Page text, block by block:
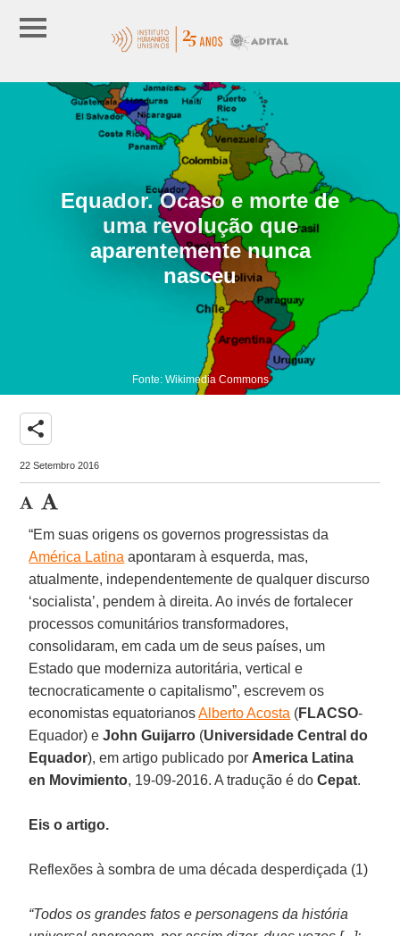
Equador. Ocaso e morte de
uma revolução que
aparentemente nunca
nasceu
Fonte: Wikimedia Commons
share
22 Setembro 2016
“Em suas origens os governos progressistas da
América Latina apontaram à esquerda, mas,
atualmente, independentemente de qualquer discurso
‘socialista’, pendem à direita. Ao invés de fortalecer
processos comunitários transformadores,
consolidaram, em cada um de seus países, um
Estado que moderniza autoritária, vertical e
tecnocraticamente o capitalismo”, escrevem os
economistas equatorianosAlberto Acosta (FLACSO-
Equador) eJohn Guijarro (Universidade Central do
Equador), em artigo publicado por America Latina
en Movimiento, 19-09-2016. A tradução é doCepat.
Eis o artigo.
Reflexões à sombra de uma década desperdiçada (1)
“Todos os grandes fatos e personagens da história